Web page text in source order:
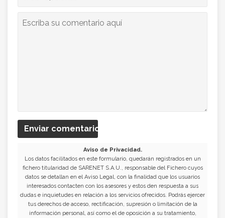
Enviar comentario
Aviso de Privacidad.
Los datos facilitados en este formulario, quedarán registrados en un
fichero titularidad de SARENET S.A.U., responsable del Fichero cuyos
datos se detallan en el Aviso Legal, con la finalidad que los usuarios
interesados contacten con los asesores y estos den respuesta a sus
dudas e inquietudes en relación a los servicios ofrecidos. Podrás ejercer
tus derechos de acceso, rectificación, supresión o limitación de la
información personal, así como el de oposición a su tratamiento,